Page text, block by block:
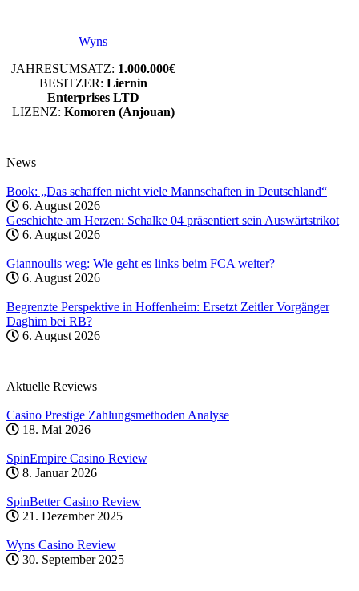
Wyns
JAHRESUMSATZ: 1.000.000€
BESITZER: Liernin
Enterprises LTD
LIZENZ: Komoren (Anjouan)
News
Book: „Das schaffen nicht viele Mannschaften in Deutschland“
6. August 2026
Geschichte am Herzen: Schalke 04 präsentiert sein Auswärtstrikot
6. August 2026
Giannoulis weg: Wie geht es links beim FCA weiter?
6. August 2026
Begrenzte Perspektive in Hoffenheim: Ersetzt Zeitler Vorgänger
Daghim bei RB?
6. August 2026
Aktuelle Reviews
Casino Prestige Zahlungsmethoden Analyse
18. Mai 2026
SpinEmpire Casino Review
8. Januar 2026
SpinBetter Casino Review
21. Dezember 2025
Wyns Casino Review
30. September 2025